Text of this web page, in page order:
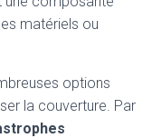
matériels ou
options
la couverture. Par